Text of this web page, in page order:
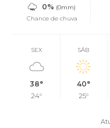
0% (0mm)
Chance de chuva
SEX
38°
24°
SÁB
40°
25°